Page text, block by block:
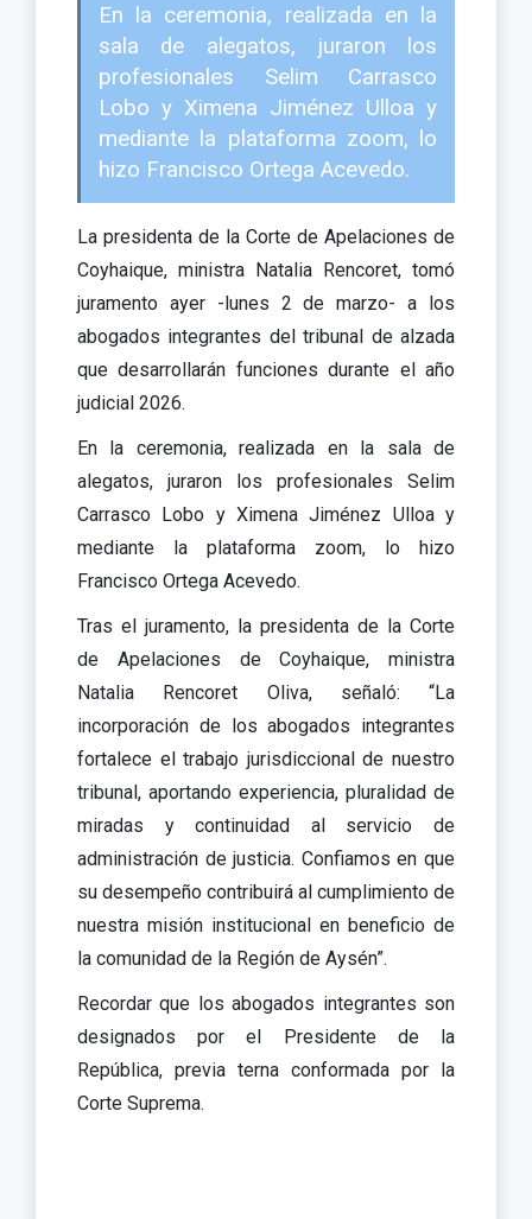
En la ceremonia, realizada en la
sala de alegatos, juraron los
profesionales Selim Carrasco
Lobo y Ximena Jiménez Ulloa y
mediante la plataforma zoom, lo
hizo Francisco Ortega Acevedo.
La presidenta de la Corte de Apelaciones de
Coyhaique, ministra Natalia Rencoret, tomó
juramento ayer -lunes 2 de marzo- a los
abogados integrantes del tribunal de alzada
que desarrollarán funciones durante el año
judicial 2026.
En la ceremonia, realizada en la sala de
alegatos, juraron los profesionales Selim
Carrasco Lobo y Ximena Jiménez Ulloa y
mediante la plataforma zoom, lo hizo
Francisco Ortega Acevedo.
Tras el juramento, la presidenta de la Corte
de Apelaciones de Coyhaique, ministra
Natalia Rencoret Oliva, señaló: “La
incorporación de los abogados integrantes
fortalece el trabajo jurisdiccional de nuestro
tribunal, aportando experiencia, pluralidad de
miradas y continuidad al servicio de
administración de justicia. Confiamos en que
su desempeño contribuirá al cumplimiento de
nuestra misión institucional en beneficio de
la comunidad de la Región de Aysén”.
Recordar que los abogados integrantes son
designados por el Presidente de la
República, previa terna conformada por la
Corte Suprema.